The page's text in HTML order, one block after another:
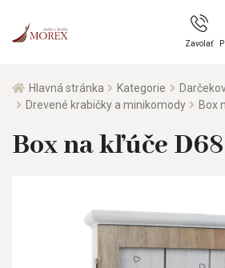
Zavolať
Hlavná stránka Kategorie
Drevené krabičky a minikomody
Box
Box na kľúče